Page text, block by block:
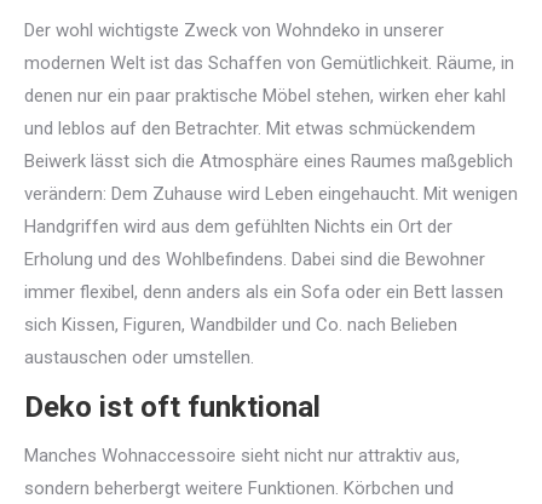
Der wohl wichtigste Zweck von Wohndeko in unserer
modernen Welt ist das Schaffen von Gemütlichkeit. Räume, in
denen nur ein paar praktische Möbel stehen, wirken eher kahl
und leblos auf den Betrachter. Mit etwas schmückendem
Beiwerk lässt sich die Atmosphäre eines Raumes maßgeblich
verändern: Dem Zuhause wird Leben eingehaucht. Mit wenigen
Handgriffen wird aus dem gefühlten Nichts ein Ort der
Erholung und des Wohlbefindens. Dabei sind die Bewohner
immer flexibel, denn anders als ein Sofa oder ein Bett lassen
sich Kissen, Figuren, Wandbilder und Co. nach Belieben
austauschen oder umstellen.
Deko ist oft funktional
Manches Wohnaccessoire sieht nicht nur attraktiv aus,
sondern beherbergt weitere Funktionen. Körbchen und